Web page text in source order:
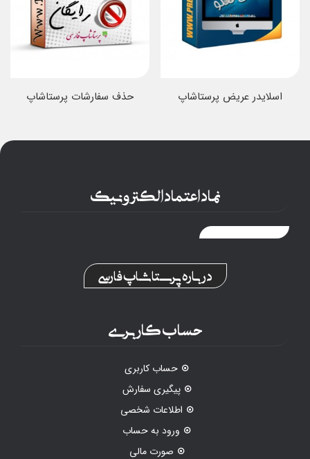
حذف سفارشات پرستاشاپ اسلایدر عریض پرستاشاپ
نماد اعتماد الکترونیک
درباره پرستاشاپ فارسی
حساب کاربری
حساب کاربری
پیگیری سفارش
اطلاعات شخصی
ورود به حساب
صورت مالی